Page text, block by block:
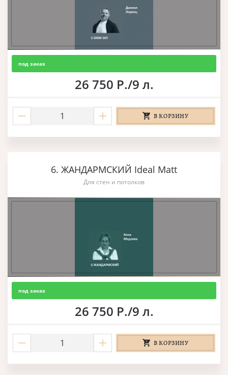
под заказ
26 750 Р./9 л.
В КОРЗИНУ
6. ЖАНДАРМСКИЙ Ideal Matt
Для стен и потолков
под заказ
26 750 Р./9 л.
В КОРЗИНУ